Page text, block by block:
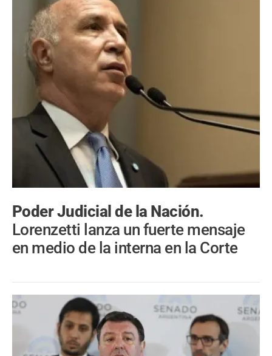
Poder Judicial de la Nación.
Lorenzetti lanza un fuerte mensaje
en medio de la interna en la Corte